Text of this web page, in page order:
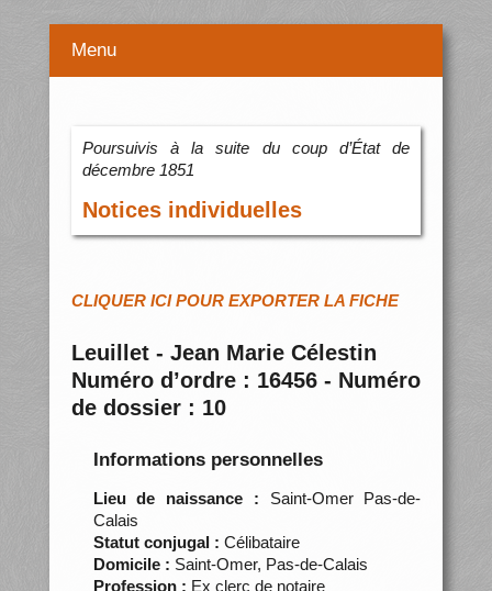
Menu
Poursuivis à la suite du coup d’État de
décembre 1851
Notices individuelles
CLIQUER ICI POUR EXPORTER LA FICHE
Leuillet - Jean Marie Célestin
Numéro d’ordre : 16456 - Numéro
de dossier : 10
Informations personnelles
Lieu de naissance : Saint-Omer Pas-de-
Calais
Statut conjugal : Célibataire
Domicile : Saint-Omer, Pas-de-Calais
Profession : Ex clerc de notaire